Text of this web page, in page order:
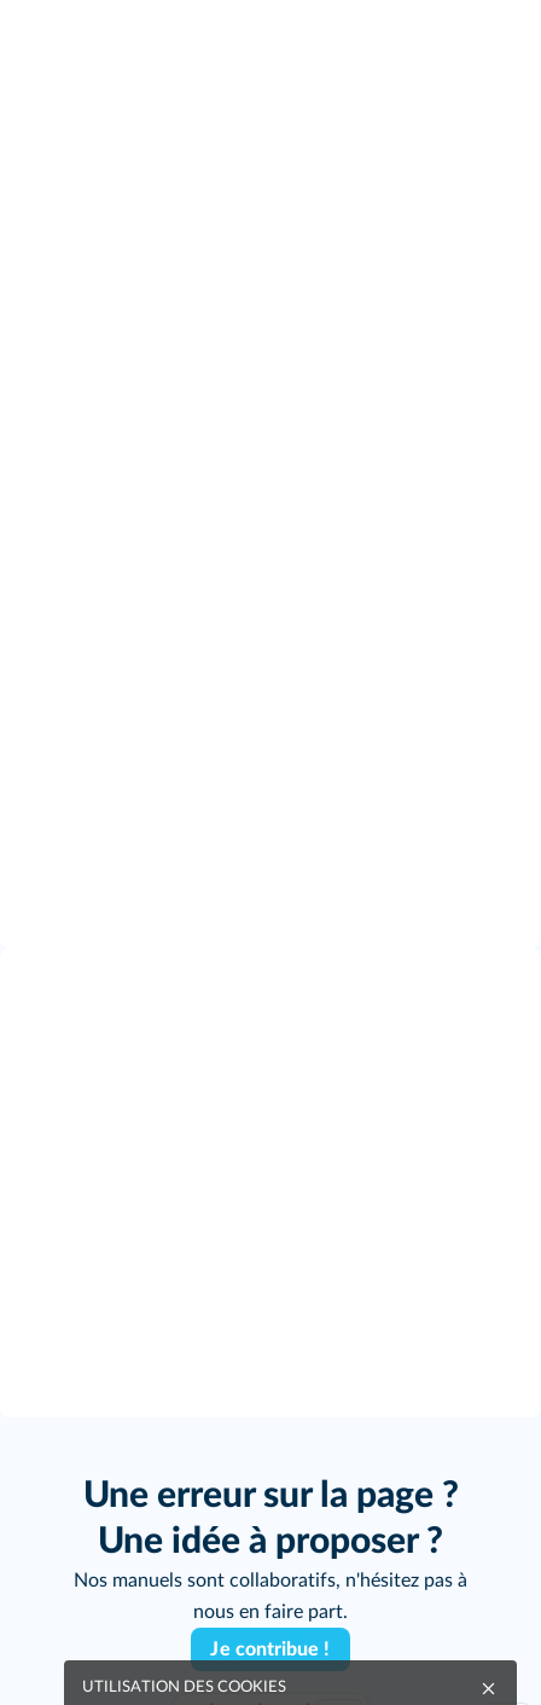
Une erreur sur la page ?
Une idée à proposer ?
Nos manuels sont collaboratifs, n'hésitez pas à
nous en faire part.
Je contribue !
UTILISATION DES COOKIES